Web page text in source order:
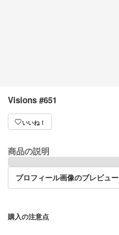
Visions #651
いいね！
商品の説明
プロフィール画像のプレビュー
購入の注意点